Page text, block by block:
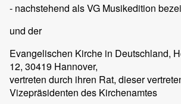
- nachstehend als VG Musikedition
und der
Evangelischen Kirche in Deutschland,
12, 30419 Hannover,
vertreten durch ihren Rat, dieser
Vizepräsidenten des Kirchenamtes